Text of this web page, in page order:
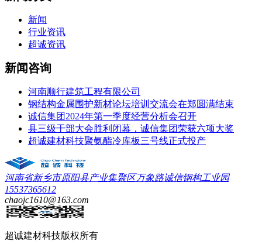
新闻
行业资讯
超诚资讯
新闻咨询
河南顺行建筑工程有限公司
钢结构金属围护新材论坛培训交流会在郑圆满结束
诚信集团2024年第一季度经营分析会召开
县三级干部大会胜利闭幕，诚信集团荣获六项大奖
超诚建材科技聚氨酯冷库板三号线正式投产
河南省新乡市原阳县产业集聚区万象路诚信钢构工业园
15537365612
chaojc1610@163.com
超诚建材科技版权所有